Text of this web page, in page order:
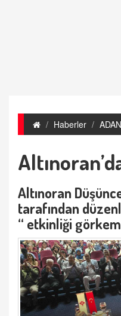
Haberler
Altınoran
tarafından
“ etkinliği